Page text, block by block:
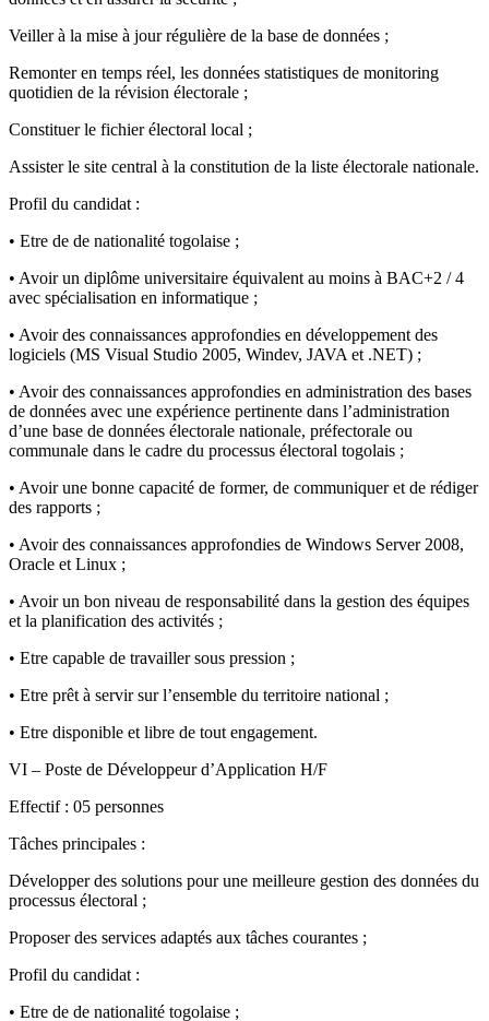
Veiller à la mise à jour régulière de la base de données ;
Remonter en temps réel, les données statistiques de monitoring
quotidien de la révision électorale ;
Constituer le fichier électoral local ;
Assister le site central à la constitution de la liste électorale nationale.
Profil du candidat :
• Etre de de nationalité togolaise ;
• Avoir un diplôme universitaire équivalent au moins à BAC+2 / 4
avec spécialisation en informatique ;
• Avoir des connaissances approfondies en développement des
logiciels (MS Visual Studio 2005, Windev, JAVA et .NET) ;
• Avoir des connaissances approfondies en administration des bases
de données avec une expérience pertinente dans l’administration
d’une base de données électorale nationale, préfectorale ou
communale dans le cadre du processus électoral togolais ;
• Avoir une bonne capacité de former, de communiquer et de rédiger
des rapports ;
• Avoir des connaissances approfondies de Windows Server 2008,
Oracle et Linux ;
• Avoir un bon niveau de responsabilité dans la gestion des équipes
et la planification des activités ;
• Etre capable de travailler sous pression ;
• Etre prêt à servir sur l’ensemble du territoire national ;
• Etre disponible et libre de tout engagement.
VI – Poste de Développeur d’Application H/F
Effectif : 05 personnes
Tâches principales :
Développer des solutions pour une meilleure gestion des données du
processus électoral ;
Proposer des services adaptés aux tâches courantes ;
Profil du candidat :
• Etre de de nationalité togolaise ;